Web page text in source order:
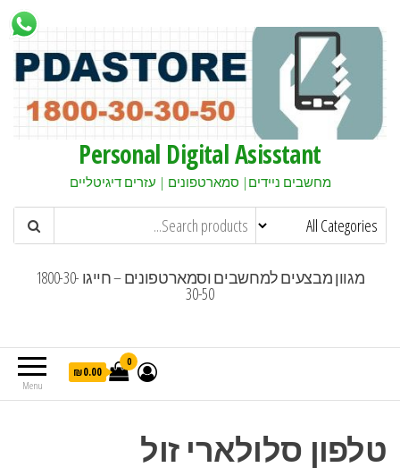
Personal Digital Asisstant
מחשבים ניידים| סמארטפונים | עזרים דיגיטליים
מגוון מבצעים למחשבים וסמארטפונים – חייגו 1800-30-
30-50
Menu
0
₪0.00
טלפון סלולארי זול